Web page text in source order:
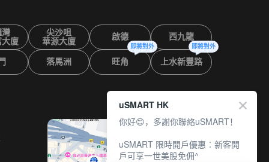
灣
大廈
尖沙咀
華源大廈
啟德 西九龍
落馬洲 旺角
即將對外
上水新豐路
即將對外
uSMART HK
你好😊，多謝你聯絡uSMART！
uSMART 限時開戶優惠︰新客開
戶可享一世美股免佣^